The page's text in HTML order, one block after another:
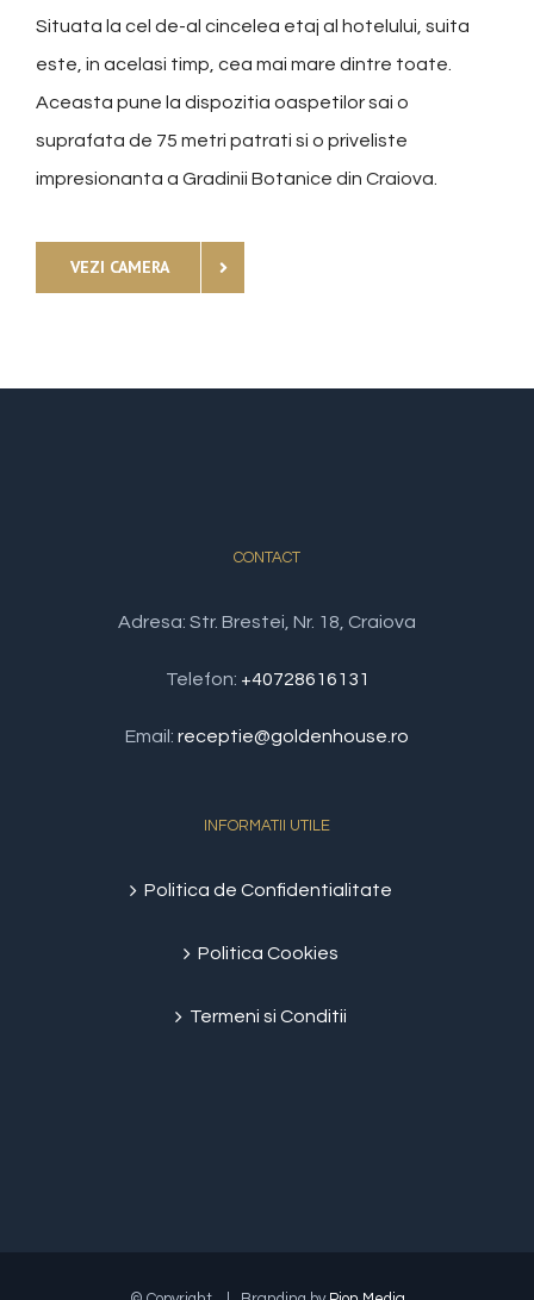
Situata la cel de-al cincelea etaj al hotelului, suita
este, in acelasi timp, cea mai mare dintre toate.
Aceasta pune la dispozitia oaspetilor sai o
suprafata de 75 metri patrati si o priveliste
impresionanta a Gradinii Botanice din Craiova.
VEZI CAMERA
CONTACT
Adresa: Str. Brestei, Nr. 18, Craiova
Telefon: +40728616131
Email: receptie@goldenhouse.ro
INFORMATII UTILE
Politica de Confidentialitate
Politica Cookies
Termeni si Conditii